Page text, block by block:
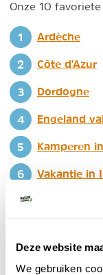
Deze website
We gebruiken
Onze 10
Ardèche
Côte d'Azur
Dordogne
Engeland
Kamperen
Vakantie in